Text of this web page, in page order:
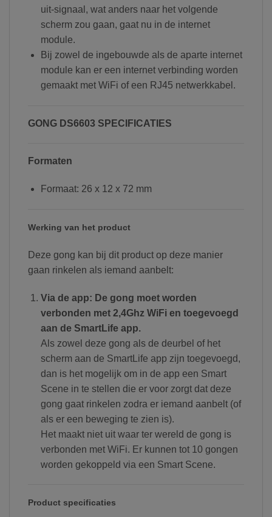
uit-signaal, wat anders naar het volgende
scherm zou gaan, gaat nu in de internet
module.
Bij zowel de ingebouwde als de aparte internet
module kan er een internet verbinding worden
gemaakt met WiFi of een RJ45 netwerkkabel.
GONG DS6603 SPECIFICATIES
Formaten
Formaat: 26 x 12 x 72 mm
Werking van het product
Deze gong kan bij dit product op deze manier
gaan rinkelen als iemand aanbelt:
Via de app: De gong moet worden
verbonden met 2,4Ghz WiFi en toegevoegd
aan de SmartLife app.
Als zowel deze gong als de deurbel of het
scherm aan de SmartLife app zijn toegevoegd,
dan is het mogelijk om in de app een Smart
Scene in te stellen die er voor zorgt dat deze
gong gaat rinkelen zodra er iemand aanbelt (of
als er een beweging te zien is).
Het maakt niet uit waar ter wereld de gong is
verbonden met WiFi. Er kunnen tot 10 gongen
worden gekoppeld via een Smart Scene.
Product specificaties